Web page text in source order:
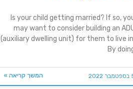
Is your child getting married? If so,
may want to consider building an
(auxiliary dwelling unit) for them to live
By
המשך קריאה » 2022